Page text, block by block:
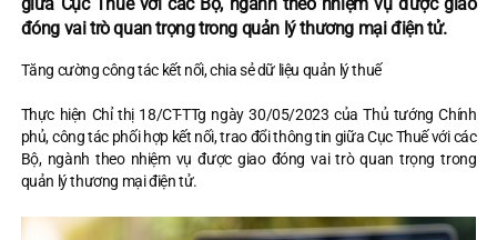
đóng vai trò quan trọng trong quản lý thương mại điện tử.
Tăng cường công tác kết nối, chia sẻ dữ liệu quản lý thuế
Thực hiện Chỉ thị 18/CT-TTg ngày 30/05/2023 của Thủ tướng Chính
phủ, công tác phối hợp kết nối, trao đổi thông tin giữa Cục Thuế với các
Bộ, ngành theo nhiệm vụ được giao đóng vai trò quan trọng trong
quản lý thương mại điện tử.